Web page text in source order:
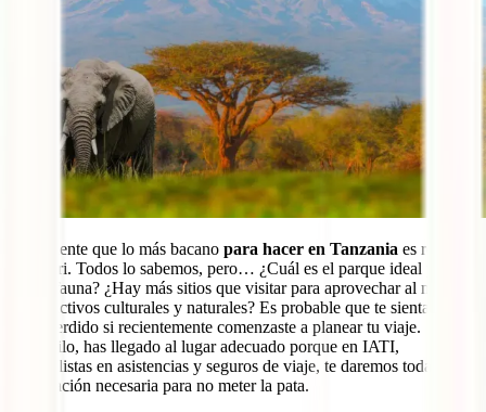
Es evidente que lo más bacano para hacer en Tanzania es realizar
un safari. Todos lo sabemos, pero… ¿Cuál es el parque ideal para
ver su fauna? ¿Hay más sitios que visitar para aprovechar al máximo
sus atractivos culturales y naturales? Es probable que te sientas un
poco perdido si recientemente comenzaste a planear tu viaje.
Tranquilo, has llegado al lugar adecuado porque en IATI,
especialistas en asistencias y seguros de viaje, te daremos toda la
información necesaria para no meter la pata.